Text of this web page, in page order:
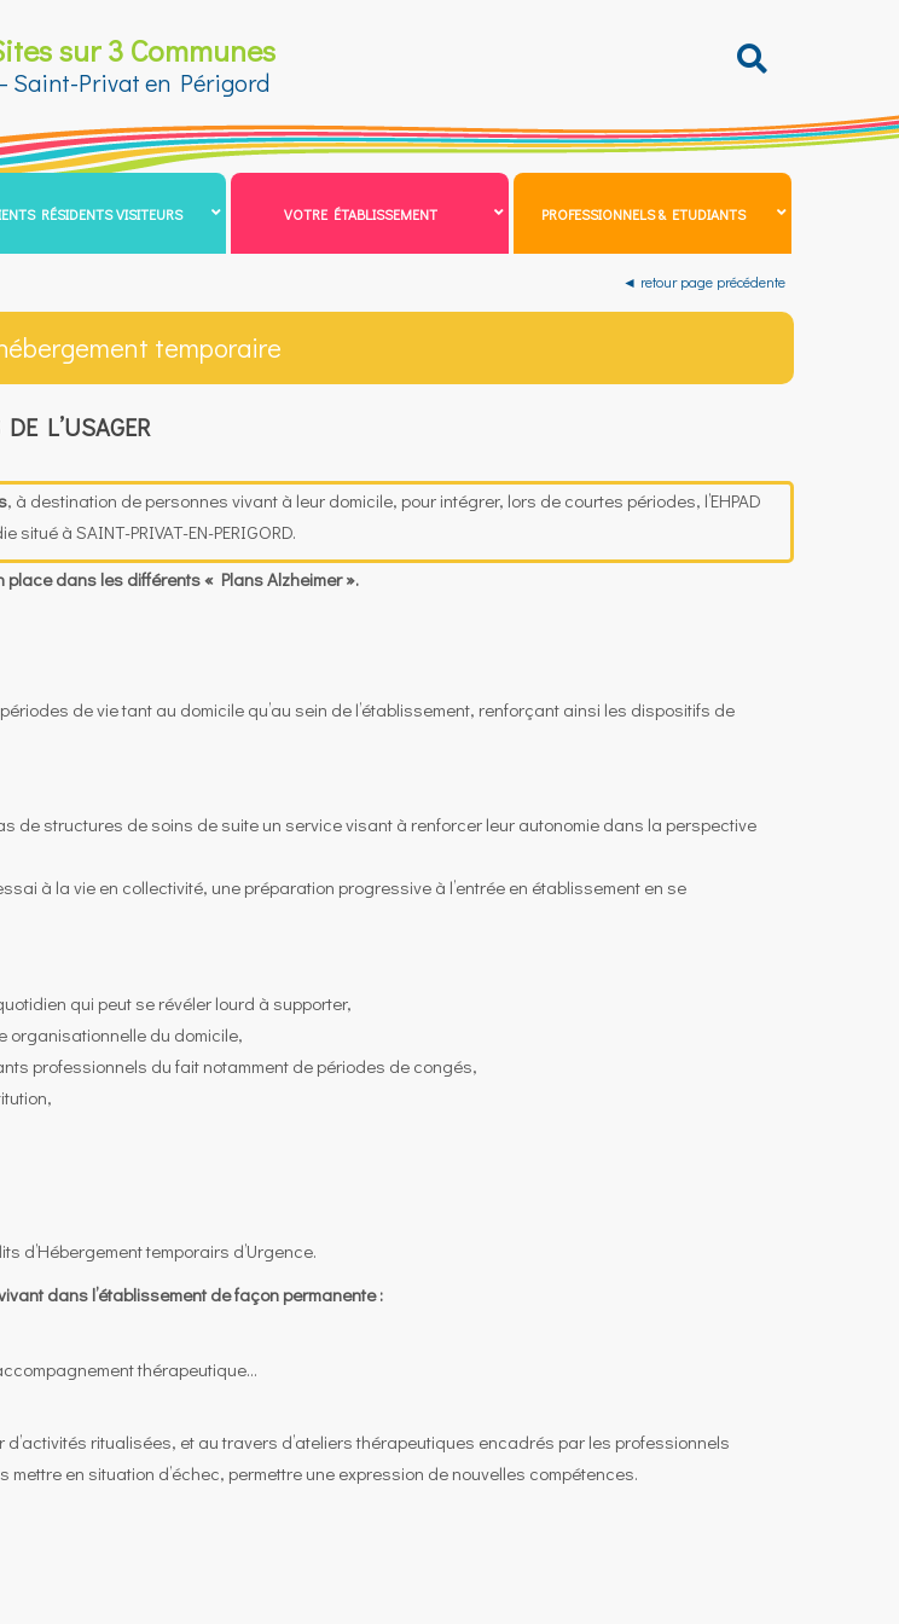
sur 3 Communes
Saint-Privat en Périgord
RÉSIDENTS VISITEURS VOTRE ÉTABLISSEMENT PROFESSIONNELS & ETUDIANTS
◄ retour page précédente
temporaire
L’USAGER
, à destination de personnes vivant à leur domicile, pour intégrer, lors de courtes périodes, l’EHPAD
à SAINT-PRIVAT-EN-PERIGORD.
place dans les différents « Plans Alzheimer ».
de vie tant au domicile qu’au sein de l’établissement, renforçant ainsi les dispositifs de
de structures de soins de suite un service visant à renforcer leur autonomie dans la perspective
à la vie en collectivité, une préparation progressive à l’entrée en établissement en se
qui peut se révéler lourd à supporter,
organisationnelle du domicile,
professionnels du fait notamment de périodes de congés,
d’Hébergement temporairs d’Urgence.
dans l’établissement de façon permanente :
thérapeutique…
ritualisées, et au travers d’ateliers thérapeutiques encadrés par les professionnels
en situation d’échec, permettre une expression de nouvelles compétences.